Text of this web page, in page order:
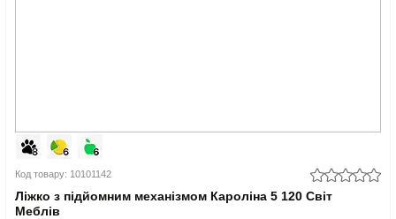
Код товару: 10101142
Ліжко з підйомним механізмом Кароліна 5 120 Світ
Меблів